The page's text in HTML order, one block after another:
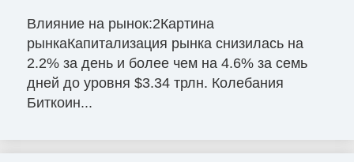
Влияние на рынок:2Картина
рынкаКапитализация рынка снизилась на
2.2% за день и более чем на 4.6% за семь
дней до уровня $3.34 трлн. Колебания
Биткоин...